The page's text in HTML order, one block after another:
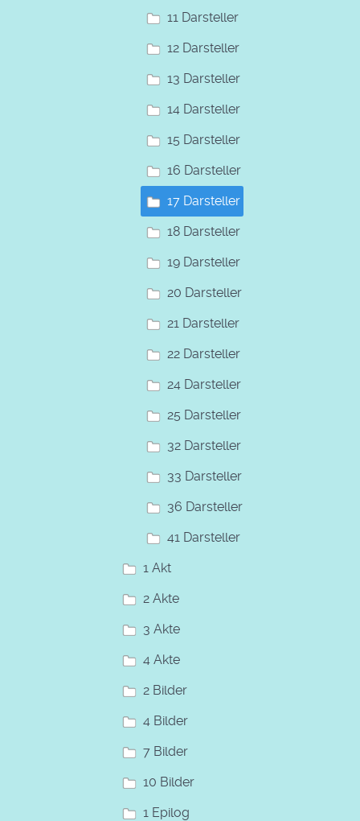
11 Darsteller
12 Darsteller
13 Darsteller
14 Darsteller
15 Darsteller
16 Darsteller
17 Darsteller
18 Darsteller
19 Darsteller
20 Darsteller
21 Darsteller
22 Darsteller
24 Darsteller
25 Darsteller
32 Darsteller
33 Darsteller
36 Darsteller
41 Darsteller
1 Akt
2 Akte
3 Akte
4 Akte
2 Bilder
4 Bilder
7 Bilder
10 Bilder
1 Epilog